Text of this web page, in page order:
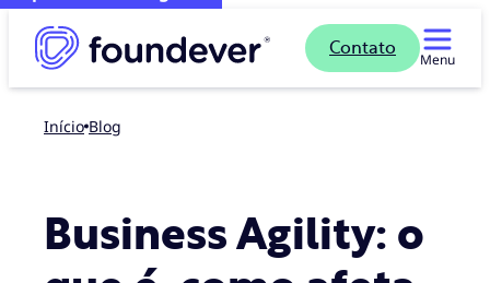
Contato
Menu
Início blog
Business Agility: o